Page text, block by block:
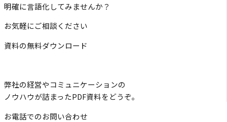
明確に言語化してみませんか？
お気軽にご相談ください
資料の無料ダウンロード
弊社の経営やコミュニケーションの
ノウハウが詰まったPDF資料をどうぞ。
お電話でのお問い合わせ